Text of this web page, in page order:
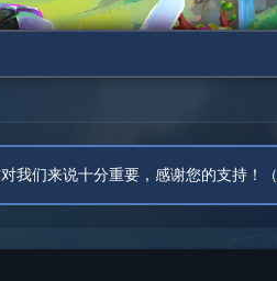
我们来说十分重要，感谢您的支持！（